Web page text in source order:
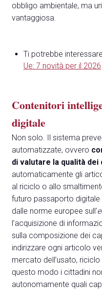
obbligo ambientale, ma
vantaggiosa.
Ti potrebbe
Ue: 7 novità per il 2026
Contenitori
digitale
Non solo. Il sistema
automatizzate, ovvero
di valutare la qualità
automaticamente gli
al riciclo o allo
futuro passaporto
dalle norme europee sull’
l’acquisizione di
sulla composizione dei
indirizzare ogni articolo
mercato dell’usato,
questo modo i cittadini
autonomamente quali